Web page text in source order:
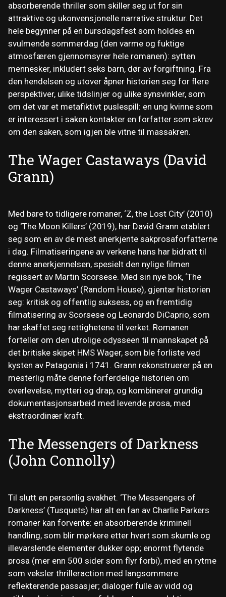
absorberende thriller som skiller seg ut for sin
attraktive og ukonvensjonelle narrative struktur. Det
hele begynner på en bursdagsfest som holdes en
svulmende sommerdag (den varme og fuktige
atmosfæren gjennomsyrer hele romanen): sytten
mennesker, inkludert seks barn, dør av forgiftning. Fra
den hendelsen og utover åpner historien seg for flere
perspektiver, ulike tidslinjer og ulike synsvinkler, som
om det var et metafiktivt puslespill: en ung kvinne som
er interessert i saken kontakter en forfatter som skrev
om den saken, som igjen ble vitne til massakren.
The Wager Castaways (David
Grann)
Med bare to tidligere romaner, ‘Z, the Lost City’ (2010)
og ‘The Moon Killers’ (2019), har David Grann etablert
seg som en av de mest anerkjente sakprosaforfatterne
i dag. Filmatiseringene av verkene hans har bidratt til
denne anerkjennelsen, spesielt den nylige filmen
regissert av Martin Scorsese. Med sin nye bok, ‘The
Wager Castaways’ (Random House), gjentar historien
seg: kritisk og offentlig suksess, og en fremtidig
filmatisering av Scorsese og Leonardo DiCaprio, som
har skaffet seg rettighetene til verket. Romanen
forteller om den utrolige odysseen til mannskapet på
det britiske skipet HMS Wager, som ble forliste ved
kysten av Patagonia i 1741. Grann rekonstruerer på en
mesterlig måte denne forferdelige historien om
overlevelse, mytteri og drap, og kombinerer grundig
dokumentasjonsarbeid med levende prosa, med
ekstraordinær kraft.
The Messengers of Darkness
(John Connolly)
Til slutt en personlig svakhet. ‘The Messengers of
Darkness’ (Tusquets) har alt en fan av Charlie Parkers
romaner kan forvente: en absorberende kriminell
handling, som blir mørkere etter hvert som skumle og
illevarslende elementer dukker opp; enormt flytende
prosa (mer enn 500 sider som flyr forbi), med en rytme
som veksler thrilleraction med langsommere
reflekterende passasjer; dialoger fulle av vidd og